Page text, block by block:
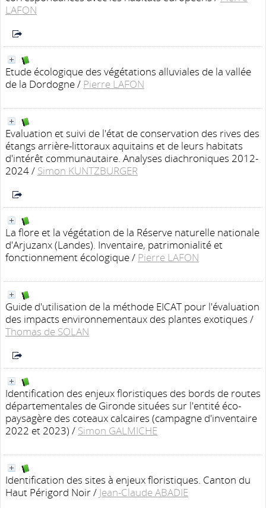
LAFON
Etude écologique des végétations alluviales de la vallée
de la Dordogne/ Pierre LAFON
Evaluation et suivi de l'état de conservation des rives des
étangs arrière-littoraux aquitains et de leurs habitats
d'intérêt communautaire. Analyses diachroniques 2012-
2024/ Simon KUNTZBURGER
La flore et la végétation de la Réserve naturelle nationale
d'Arjuzanx (Landes). Inventaire, patrimonialité et
fonctionnement écologique/ Pierre LAFON
Guide d'utilisation de la méthode EICAT pour l'évaluation
des impacts environnementaux des plantes exotiques /
Thomas de SOLAN
Identification des enjeux floristiques des bords de routes
départementales de Gironde situées sur l'entité éco-
paysagère des coteaux calcaires (campagne d'inventaire
2022 et 2023) / Simon GALMICHE
Identification des sites à enjeux floristiques. Canton du
Haut Périgord Noir/ Jean-Claude ABADIE